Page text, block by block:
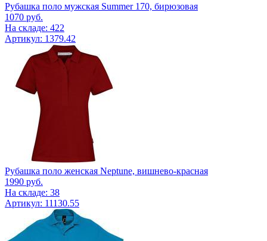
Рубашка поло мужская Summer 170, бирюзовая
1070 руб.
На складе: 422
Артикул: 1379.42
Рубашка поло женская Neptune, вишнево-красная
1990 руб.
На складе: 38
Артикул: 11130.55